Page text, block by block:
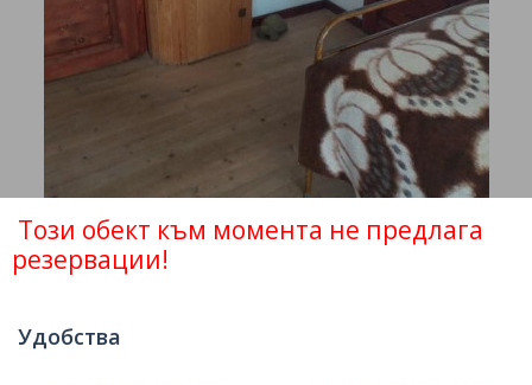
Този обект към момента не предлага
резервации!
Удобства